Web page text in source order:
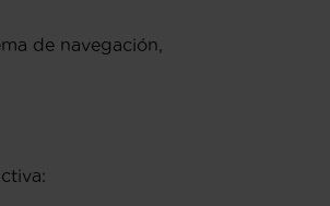
de navegación,